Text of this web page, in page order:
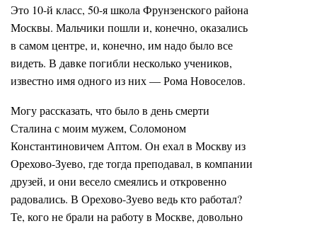
Это 10-й класс, 50-я школа Фрунзенского района
Москвы. Мальчики пошли и, конечно, оказались
в самом центре, и, конечно, им надо было все
видеть. В давке погибли несколько учеников,
известно имя одного из них — Рома Новоселов.
Могу рассказать, что было в день смерти
Сталина с моим мужем, Соломоном
Константиновичем Аптом. Он ехал в Москву из
Орехово-Зуево, где тогда преподавал, в компании
друзей, и они весело смеялись и откровенно
радовались. В Орехово-Зуево ведь кто работал?
Те, кого не брали на работу в Москве, довольно